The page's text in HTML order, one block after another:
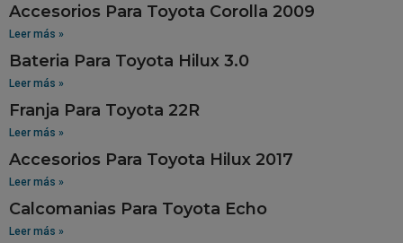
Accesorios Para Toyota Corolla 2009
Leer más »
Bateria Para Toyota Hilux 3.0
Leer más »
Franja Para Toyota 22R
Leer más »
Accesorios Para Toyota Hilux 2017
Leer más »
Calcomanias Para Toyota Echo
Leer más »